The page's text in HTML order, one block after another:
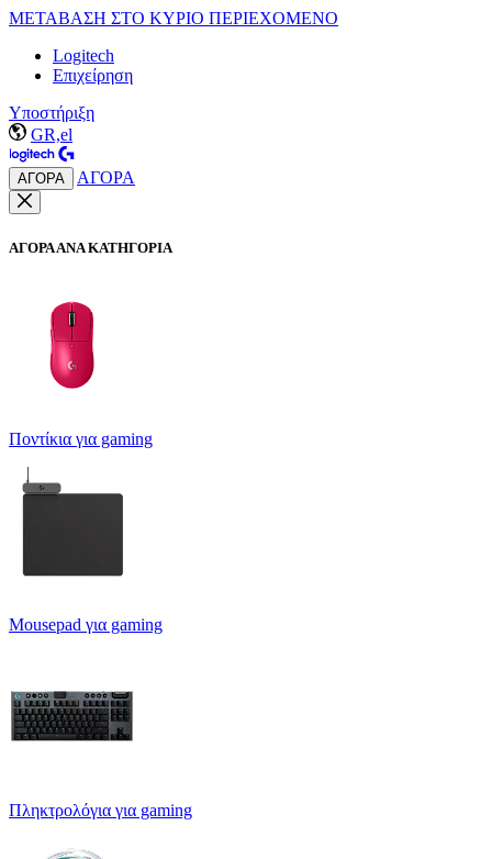
ΜΕΤΑΒΑΣΗ ΣΤΟ ΚΥΡΙΟ ΠΕΡΙΕΧΟΜΕΝΟ
Logitech
Επιχείρηση
Υποστήριξη
GR,el
ΑΓΟΡΑ ΑΓΟΡΑ
ΑΓΟΡΑ ΑΝΑ ΚΑΤΗΓΟΡΙΑ
Ποντίκια για gaming
Mousepad για gaming
Πληκτρολόγια για gaming